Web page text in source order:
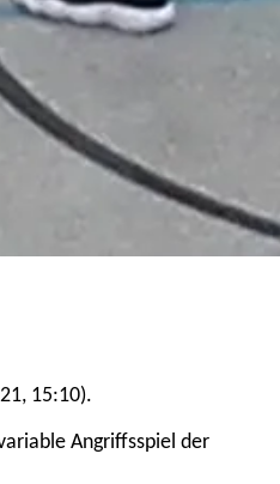
15:10).
Angriffsspiel der